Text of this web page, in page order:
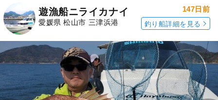
遊漁船ニライカナイ
愛媛県 松山市 三津浜港
147日前
釣り船詳細を見る